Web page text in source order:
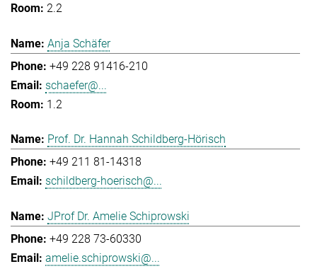
2.2
Anja Schäfer
+49 228 91416-210
schaefer@...
1.2
Prof. Dr. Hannah Schildberg-Hörisch
+49 211 81-14318
schildberg-hoerisch@...
JProf Dr. Amelie Schiprowski
+49 228 73-60330
amelie.schiprowski@...